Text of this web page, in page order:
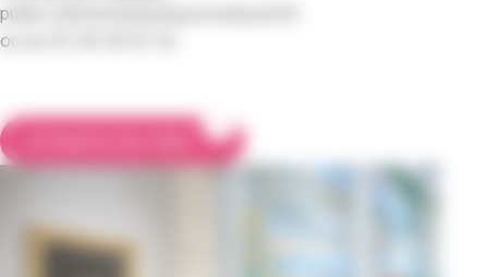
public.mbh(arobase)bayonne(point)fr
ou au 05 59 46 61 52